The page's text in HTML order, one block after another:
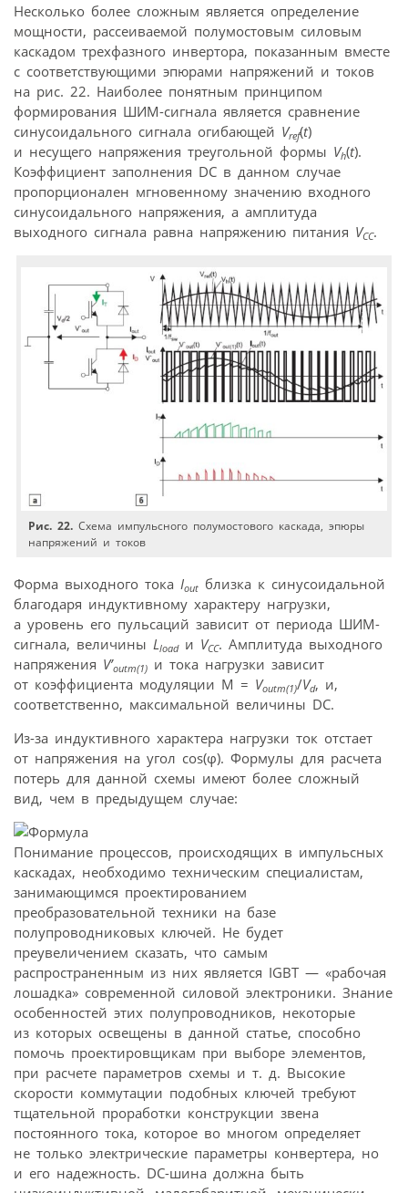
Несколько более сложным является определение
мощности, рассеиваемой полумостовым силовым
каскадом трехфазного инвертора, показанным вместе
с соответствующими эпюрами напряжений и токов
на рис. 22. Наиболее понятным принципом
формирования ШИМ-сигнала является сравнение
синусоидального сигнала огибающей Vref(t)
и несущего напряжения треугольной формы Vh(t).
Коэффициент заполнения DC в данном случае
пропорционален мгновенному значению входного
синусоидального напряжения, а амплитуда
выходного сигнала равна напряжению питания VCC.
Рис. 22. Схема импульсного полумостового каскада, эпюры
напряжений и токов
Форма выходного тока Iout близка к синусоидальной
благодаря индуктивному характеру нагрузки,
а уровень его пульсаций зависит от периода ШИМ-
сигнала, величины Lloadи VCC. Амплитуда выходного
напряжения V’outm(1) и тока нагрузки зависит
от коэффициента модуляции M = Voutm(1)/Vd, и,
соответственно, максимальной величины DC.
Из-за индуктивного характера нагрузки ток отстает
от напряжения на угол cos(φ). Формулы для расчета
потерь для данной схемы имеют более сложный
вид, чем в предыдущем случае:
Понимание процессов, происходящих в импульсных
каскадах, необходимо техническим специалистам,
занимающимся проектированием
преобразовательной техники на базе
полупроводниковых ключей. Не будет
преувеличением сказать, что самым
распространенным из них является IGBT — «рабочая
лошадка» современной силовой электроники. Знание
особенностей этих полупроводников, некоторые
из которых освещены в данной статье, способно
помочь проектировщикам при выборе элементов,
при расчете параметров схемы и т. д. Высокие
скорости коммутации подобных ключей требуют
тщательной проработки конструкции звена
постоянного тока, которое во многом определяет
не только электрические параметры конвертера, но
и его надежность. DC-шина должна быть